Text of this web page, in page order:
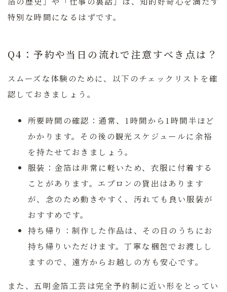
特別な時間になるはずです。
Q4：予約や当日の流れで注意すべき点は？
スムーズな体験のために、以下のチェックリストを確
認しておきましょう。
所要時間の確認： 通常、1時間から1時間半ほど
かかります。その後の観光スケジュールに余裕
を持たせておきましょう。
服装： 金箔は非常に軽いため、衣服に付着する
ことがあります。エプロンの貸出はあります
が、念のため動きやすく、汚れても良い服装が
おすすめです。
持ち帰り： 制作した作品は、その日のうちにお
持ち帰りいただけます。丁寧な梱包でお渡しし
ますので、遠方からお越しの方も安心です。
また、五明金箔工芸は完全予約制に近い形をとってい